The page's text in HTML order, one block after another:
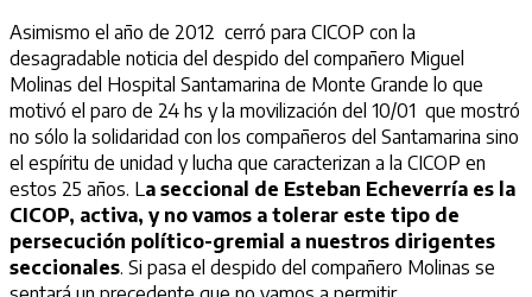
Asimismo el año de 2012 cerró para CICOP con la
desagradable noticia del despido del compañero Miguel
Molinas del Hospital Santamarina de Monte Grande lo que
motivó el paro de 24 hs y la movilización del 10/01 que mostró
no sólo la solidaridad con los compañeros del Santamarina sino
el espíritu de unidad y lucha que caracterizan a la CICOP en
estos 25 años. La seccional de Esteban Echeverría es la
CICOP, activa, y no vamos a tolerar este tipo de
persecución político-gremial a nuestros dirigentes
seccionales. Si pasa el despido del compañero Molinas se